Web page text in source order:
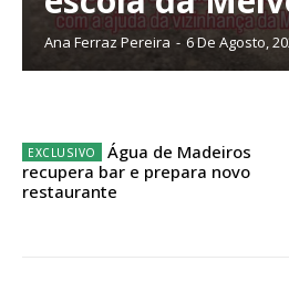
32
Ana Ferraz Pereira - 6 De Agosto,
Água de Madeiros
recupera bar e prepara novo
restaurante